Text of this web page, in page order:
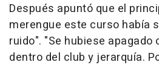
Después apuntó que el
merengue este curso había
ruido". "Se hubiese apagado
dentro del club y jerarquía.